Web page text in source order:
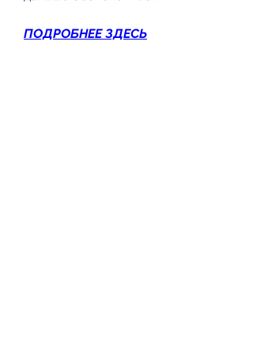
ПОДРОБНЕЕ ЗДЕСЬ